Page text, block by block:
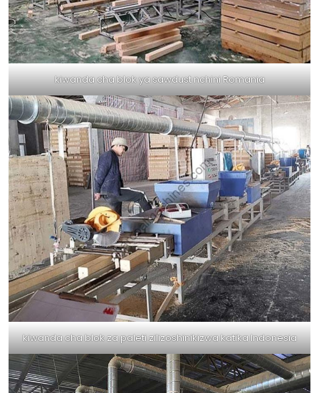
kiwanda cha blok ya sawdust nchini Romania
kiwanda cha blok za paleti zilizoshinikizwa katika Indonesia